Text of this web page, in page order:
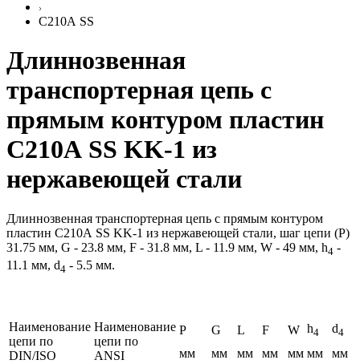
С210А SS
Длиннозвенная
транспортерная цепь c
прямым контуром пластин
С210А SS KK-1 из
нержавеющей стали
Длиннозвенная транспортерная цепь c прямым контуром
пластин С210А SS KK-1 из нержавеющей стали, шаг цепи (P)
31.75 мм, G - 23.8 мм, F - 31.8 мм, L - 11.9 мм, W - 49 мм, h4 -
11.1 мм, d4 - 5.5 мм.
Наименование
цепи по
DIN/ISO
Наименование
цепи по
ANSI
P G L F W h4 d4
мм мм мм мм мм мм
мм